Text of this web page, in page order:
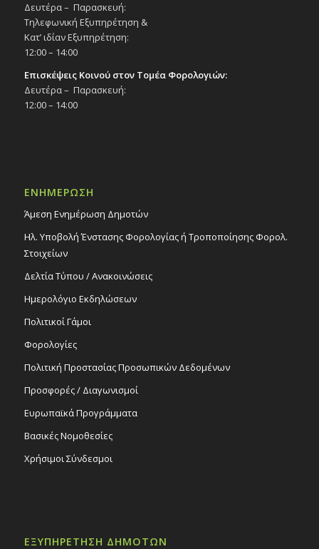
Δευτέρα – Παρασκευή:
Τηλεφωνική Εξυπηρέτηση &
Κατ’ ιδίαν Εξυπηρέτηση:
12:00 – 14:00
Επισκέψεις Κοινού στον Τομέα Φορολογιών:
Δευτέρα – Παρασκευή:
12:00 – 14:00
ΕΝΗΜΕΡΩΣΗ
Άμεση Ενημέρωση Δημοτών
Ηλ. Υποβολή Ένστασης Φορολογίας ή Τροποποίησης Φορολ.
Στοιχείων
Δελτία Τύπου / Ανακοινώσεις
Ημερολόγιο Εκδηλώσεων
Πολιτικοί Γάμοι
Φορολογίες
Πολιτική Προστασίας Προσωπικών Δεδομένων
Προσφορές / Διαγωνισμοί
Ευρωπαϊκά Προγράμματα
Βασικές Νομοθεσίες
Χρήσιμοι Σύνδεσμοι
ΕΞΥΠΗΡΕΤΗΣΗ ΔΗΜΟΤΩΝ